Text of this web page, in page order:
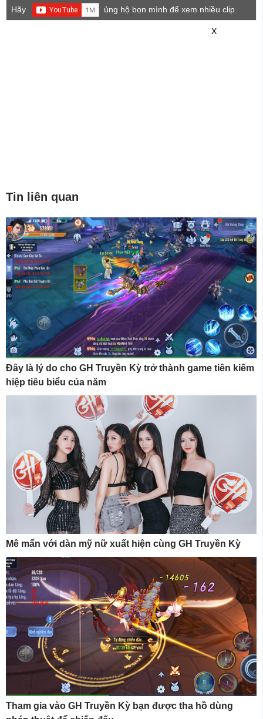
Hãy
ủng hộ bọn mình để xem nhiều clip
X
Tin liên quan
Đây là lý do cho GH Truyền Kỳ trở thành game tiên kiếm
hiệp tiêu biểu của năm
Mê mẩn với dàn mỹ nữ xuất hiện cùng GH Truyền Kỳ
Tham gia vào GH Truyền Kỳ bạn được tha hồ dùng